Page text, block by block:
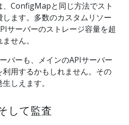
、ConfigMapと同じ方法でスト
ます。多数のカスタムリソー
サーバーのストレージ容量を超
せん。
バーも、メインのAPIサーバー
利用するかもしれません。その
しえます。
して監査